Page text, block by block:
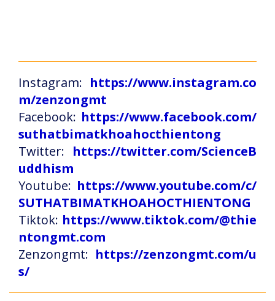
Instagram: https://www.instagram.co
m/zenzongmt
Facebook: https://www.facebook.com/
suthatbimatkhoahocthientong
Twitter: https://twitter.com/ScienceB
uddhism
Youtube: https://www.youtube.com/c/
SUTHATBIMATKHOAHOCTHIENTONG
Tiktok: https://www.tiktok.com/@thie
ntongmt.com
Zenzongmt: https://zenzongmt.com/u
s/